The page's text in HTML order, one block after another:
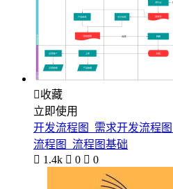
收藏
立即使用
开发流程图_需求开发流程
流程图_流程图基础
 1.4k  0  0